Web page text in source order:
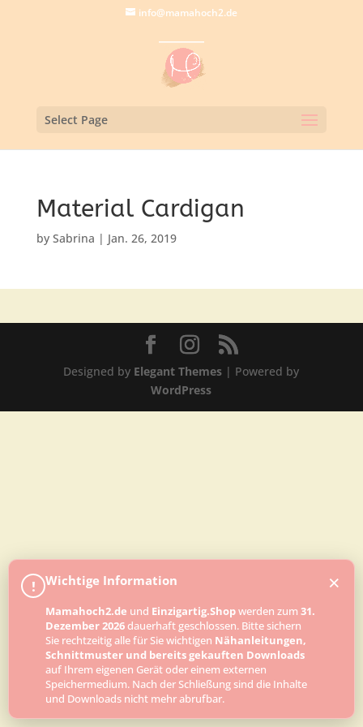
info@mamahoch2.de
Select Page
Material Cardigan
by Sabrina | Jan. 26, 2019
Designed by Elegant Themes | Powered by
WordPress
! Wichtige Information
Mamahoch2.de und Einzigartig.Shopwerden zum 31.
Dezember 2026dauerhaft geschlossen. Bitte sichern
Sie rechtzeitig alle für Sie wichtigen Nähanleitungen,
Schnittmuster und bereits gekauften Downloads
auf Ihrem eigenen Gerät oder einem externen
Speichermedium. Nach der Schließung sind die Inhalte
und Downloads nicht mehr abrufbar.
×